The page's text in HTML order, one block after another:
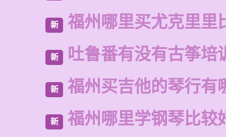
新 福州哪里买尤克里里
新 吐鲁番有没有古筝培
新 福州买吉他的琴行有
新 福州哪里学钢琴比较